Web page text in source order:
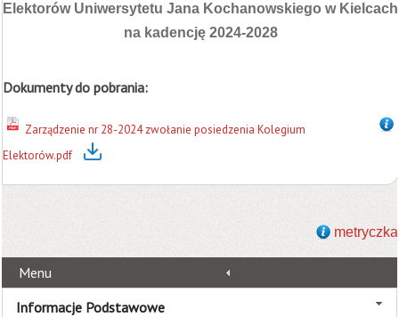
Elektorów Uniwersytetu Jana Kochanowskiego w Kielcach
na kadencję 2024-2028
Dokumenty do pobrania:
Zarządzenie nr 28-2024 zwołanie posiedzenia Kolegium
Elektorów.pdf
metryczka
Menu
Informacje Podstawowe